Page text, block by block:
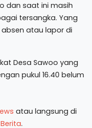
dan saat ini masih
tersangka. Yang
atau lapor di
Desa Sawoo yang
pukul 16.40 belum
atau langsung di
.